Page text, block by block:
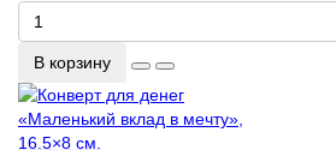
В корзину